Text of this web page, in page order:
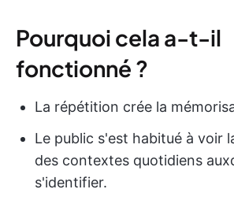
Pourquoi cela a-t-il
fonctionné ?
La répétition crée la
Le public s'est habitué à voir
des contextes quotidiens
s'identifier.